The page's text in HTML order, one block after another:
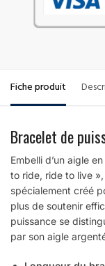
Fiche produit
Bracelet de
Embelli d’un aigle
to ride, ride to live
spécialement créé
plus de soutenir
puissance se
par son aigle